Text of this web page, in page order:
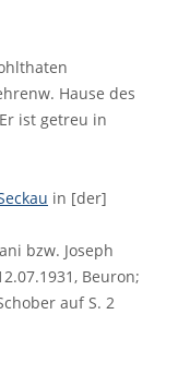
Hause des
ist getreu in
in [der]
bzw. Joseph
Beuron;
auf S. 2